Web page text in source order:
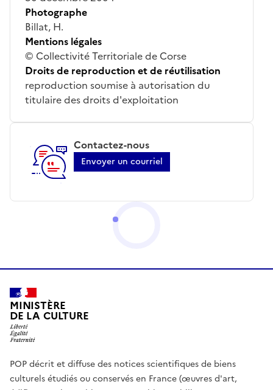
Photographe
Billat, H.
Mentions légales
© Collectivité Territoriale de Corse
Droits de reproduction et de réutilisation
reproduction soumise à autorisation du
titulaire des droits d'exploitation
Contactez-nous
Envoyer un courriel
MINISTÈRE
DE LA CULTURE
POP décrit et diffuse des notices scientifiques de biens
culturels étudiés ou conservés en France (œuvres d'art,